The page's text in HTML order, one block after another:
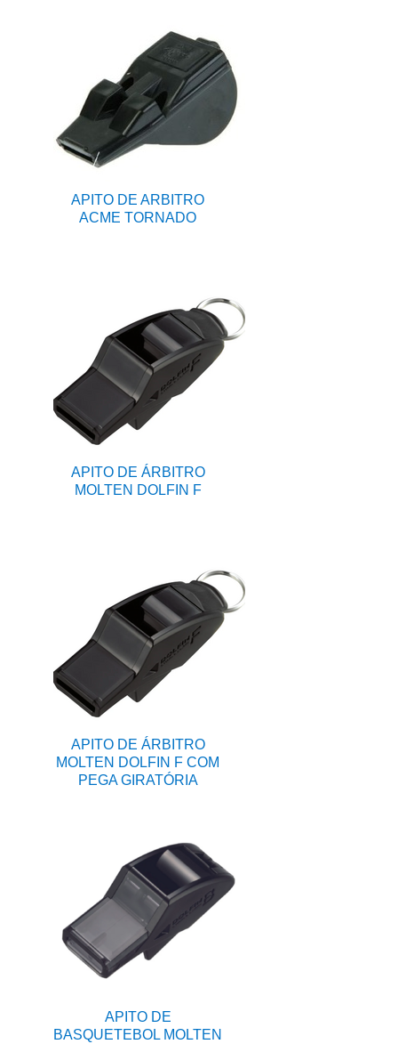
APITO DE ARBITRO
ACME TORNADO
APITO DE ÁRBITRO
MOLTEN DOLFIN F
APITO DE ÁRBITRO
MOLTEN DOLFIN F COM
PEGA GIRATÓRIA
APITO DE
BASQUETEBOL MOLTEN